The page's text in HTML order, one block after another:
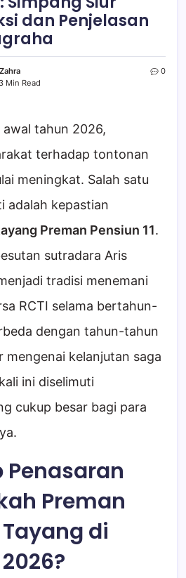
dan Penjelasan
3 Min Read
0
tahun 2026,
terhadap tontonan
meningkat. Salah satu
adalah kepastian
Preman Pensiun 11.
sutradara Aris
tradisi menemani
RCTI selama bertahun-
dengan tahun-tahun
mengenai kelanjutan saga
ini diselimuti
cukup besar bagi para
Preman
Tayang di